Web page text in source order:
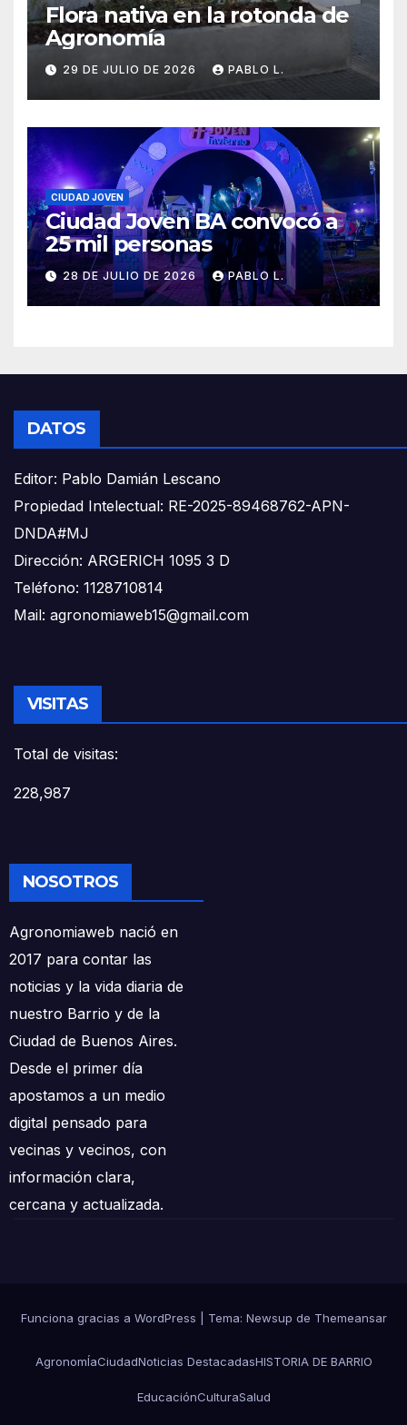
Flora nativa en la rotonda de
Agronomía
29 DE JULIO DE 2026 PABLO L.
CIUDAD JOVEN
Ciudad Joven BA convocó a
25 mil personas
28 DE JULIO DE 2026 PABLO L.
DATOS
Editor: Pablo Damián Lescano
Propiedad Intelectual: RE-2025-89468762-APN-
DNDA#MJ
Dirección: ARGERICH 1095 3 D
Teléfono: 1128710814
Mail: agronomiaweb15@gmail.com
VISITAS
Total de visitas:
228,987
NOSOTROS
Agronomiaweb nació en
2017 para contar las
noticias y la vida diaria de
nuestro Barrio y de la
Ciudad de Buenos Aires.
Desde el primer día
apostamos a un medio
digital pensado para
vecinas y vecinos, con
información clara,
cercana y actualizada.
Funciona gracias a WordPress Tema: Newsup de Themeansar
AgronomÍaCiudadNoticias DestacadasHISTORIA DE BARRIO
EducaciónCulturaSalud